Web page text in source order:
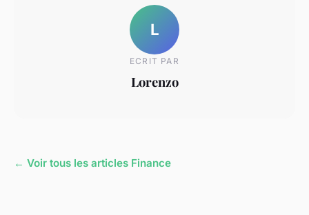
L
ECRIT PAR
Lorenzo
← Voir tous les articles Finance